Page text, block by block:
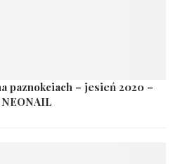
paznokciach – jesień 2020 –